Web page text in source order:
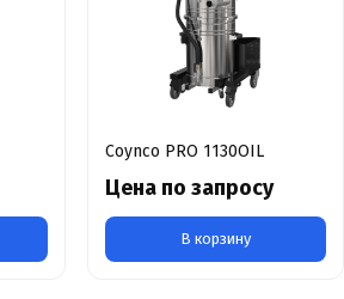
Coynco PRO 1130OIL
Цена по запросу
В корзину